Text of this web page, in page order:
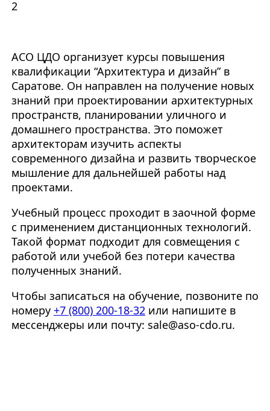
2
АСО ЦДО организует курсы повышения
квалификации “Архитектура и дизайн” в
Саратове. Он направлен на получение новых
знаний при проектировании архитектурных
пространств, планировании уличного и
домашнего пространства. Это поможет
архитекторам изучить аспекты
современного дизайна и развить творческое
мышление для дальнейшей работы над
проектами.
Учебный процесс проходит в заочной форме
с применением дистанционных технологий.
Такой формат подходит для совмещения с
работой или учебой без потери качества
полученных знаний.
Чтобы записаться на обучение, позвоните по
номеру +7 (800) 200-18-32или напишите в
мессенджеры или почту: sale@aso-cdo.ru.